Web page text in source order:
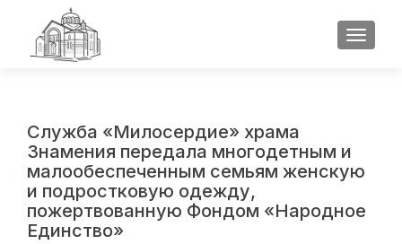
Служба «Милосердие» храма
Знамения передала многодетным и
малообеспеченным семьям женскую
и подростковую одежду,
пожертвованную Фондом «Народное
Единство»